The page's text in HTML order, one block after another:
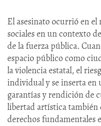
El asesinato ocurrió en
sociales en un contexto
de la fuerza pública.
espacio público como
la violencia estatal, el
individual y se inserta en
garantías y rendición de
libertad artística también
derechos fundamentales